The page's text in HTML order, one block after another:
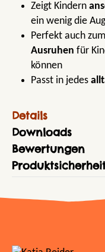
Zeigt Kindern
ein wenig die
Perfekt auch zum
Ausruhen für
können
Passt in jedes
Details
Downloads
Bewertungen